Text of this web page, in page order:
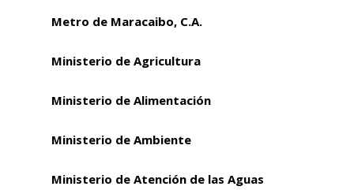
Metro de Maracaibo, C.A.
Ministerio de Agricultura
Ministerio de Alimentación
Ministerio de Ambiente
Ministerio de Atención de las Aguas